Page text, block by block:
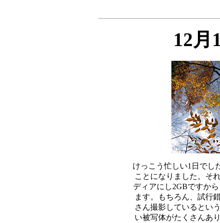
12月
けっこう忙しい1日でし
ことになりました。そ
ディアにし2GBですか
ます。もちろん、試行
さん撮影しているとい
い被写体がたくさんあ